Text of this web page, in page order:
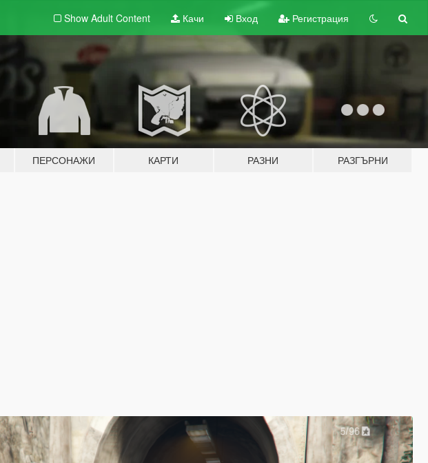
Show Adult Content Качи Вход Регистрация
ПЕРСОНАЖИ КАРТИ РАЗНИ РАЗГЪРНИ